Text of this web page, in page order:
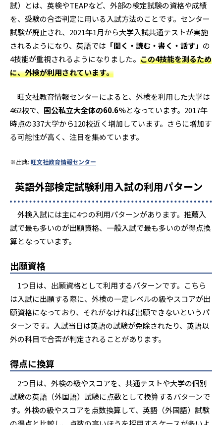
試）とは、英検やTEAPなど、外部の検定試験の資格や成績
を、受験の合否判定に用いる入試方法のことです。センター
試験が廃止され、2021年1月から大学入試共通テストが実施
されるようになり、英語では 「聞く・読む・書く・話す」 の
4技能が重視されるようになりました。 この4技能を測るため
に、外検が利用されています。
旺文社教育情報センターによると、外検を利用した大学は
462校で、 国公私立大全体の60.6％となっています。2017年
時点の337大学から120校近く増加しています。さらに増加す
る可能性が高く、注目を集めています。
※出典: 旺文社教育情報センター
英語外部検定試験利用入試の利用パターン
外検入試には主に4つの利用パターンがあります。推薦入
試で最も多いのが出願資格、一般入試で最も多いのが得点換
算となっています。
出願資格
1つ目は、出願資格として利用するパターンです。こちら
は入試に出願する際に、外検の一定レベルの級やスコアが出
願資格になっており、それがなければ出願できないというパ
ターンです。入試当日は英語の試験が免除されたり、英語以
外の科目で合否が判定されることがあります。
得点に換算
2つ目は、外検の級やスコアを、共通テストや大学の個別
試験の英語（外国語）試験に点数として換算するパターンで
す。外検の級やスコアを点数換算して、英語（外国語）試験